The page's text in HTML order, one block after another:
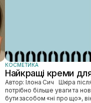
КОСМЕТИКА
Найкращі креми
Автор: Ілона Сич Шкіра після 40 досі красива та молода, просто їй
потрібно більше уваги та
бути засобом «ні про що»,